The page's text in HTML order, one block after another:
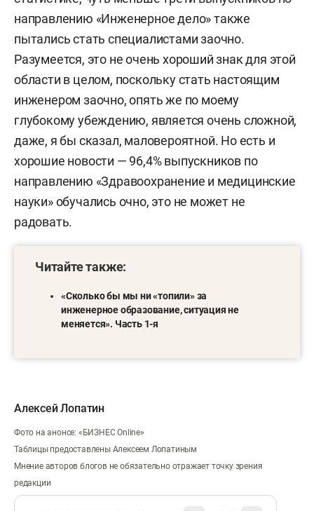
направлению «Инженерное дело» также
пытались стать специалистами заочно.
Разумеется, это не очень хороший знак для этой
области в целом, поскольку стать настоящим
инженером заочно, опять же по моему
глубокому убеждению, является очень сложной,
даже, я бы сказал, маловероятной. Но есть и
хорошие новости — 96,4% выпускников по
направлению «Здравоохранение и медицинские
науки» обучались очно, это не может не
радовать.
Читайте также:
«Сколько бы мы ни «топили» за
инженерное образование, ситуация не
меняется». Часть 1-я
Алексей Лопатин
Фото на анонсе: «БИЗНЕС Online»
Таблицы предоставлены Алексеем Лопатиным
Мнение авторов блогов не обязательно отражает точку зрения
редакции